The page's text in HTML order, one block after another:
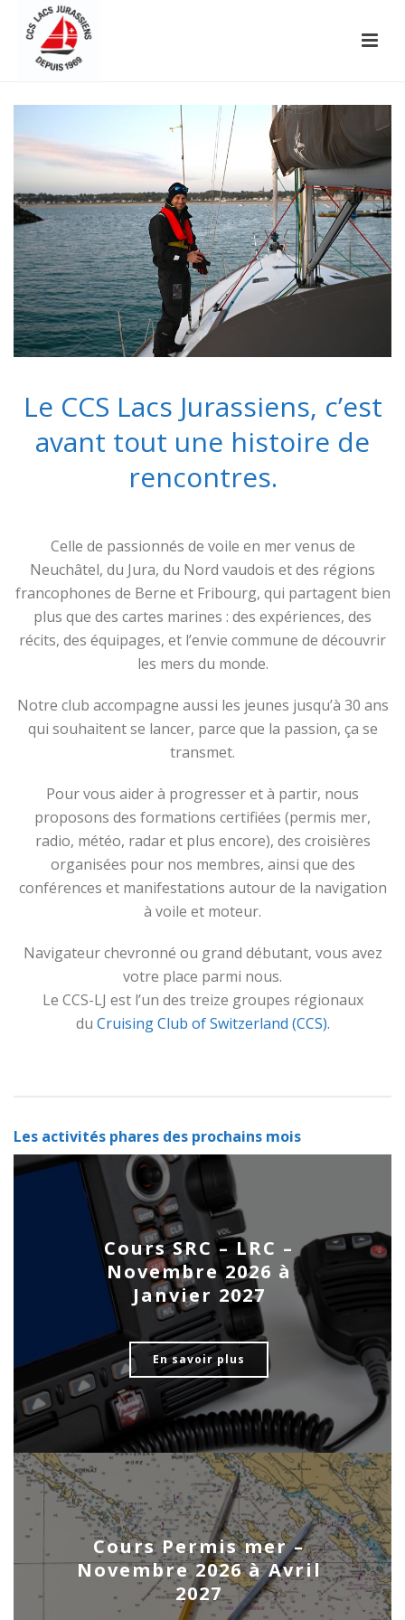
Le CCS Lacs Jurassiens, c’est
avant tout une histoire de
rencontres.
Celle de passionnés de voile en mer venus de
Neuchâtel, du Jura, du Nord vaudois et des régions
francophones de Berne et Fribourg, qui partagent bien
plus que des cartes marines : des expériences, des
récits, des équipages, et l’envie commune de découvrir
les mers du monde.
Notre club accompagne aussi les jeunes jusqu’à 30 ans
qui souhaitent se lancer, parce que la passion, ça se
transmet.
Pour vous aider à progresser et à partir, nous
proposons des formations certifiées (permis mer,
radio, météo, radar et plus encore), des croisières
organisées pour nos membres, ainsi que des
conférences et manifestations autour de la navigation
à voile et moteur.
Navigateur chevronné ou grand débutant, vous avez
votre place parmi nous.
Le CCS-LJ est l’un des treize groupes régionaux
du Cruising Club of Switzerland (CCS).
Les activités phares des prochains mois
Cours SRC – LRC –
Novembre 2026 à
Janvier 2027
En savoir plus
Cours Permis mer –
Novembre 2026 à Avril
2027